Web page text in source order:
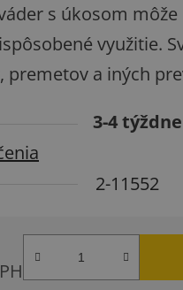
s úkosom
využitie.
premetov a iných
3-4 týždne
2-11552